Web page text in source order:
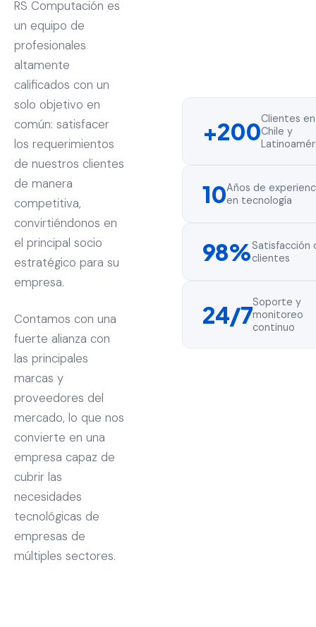
RS Computación es
un equipo de
profesionales
altamente
calificados con un
solo objetivo en
común: satisfacer
los requerimientos
de nuestros clientes
de manera
competitiva,
convirtiéndonos en
el principal socio
estratégico para su
empresa.
Contamos con una
fuerte alianza con
las principales
marcas y
proveedores del
mercado, lo que nos
convierte en una
empresa capaz de
cubrir las
necesidades
tecnológicas de
empresas de
múltiples sectores.
+200Clientes en
Chile y
10Años de
en tecnología
98%Satisfacción
clientes
24/7Soporte y
monitoreo
continuo